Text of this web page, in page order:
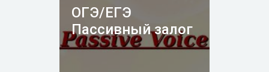
общественности составить
представление о структуре
экзаменационной работы,
числе и форме заданий, а
также об их уровне сложности.
ОГЭ/ЕГЭ
Пассивный залог